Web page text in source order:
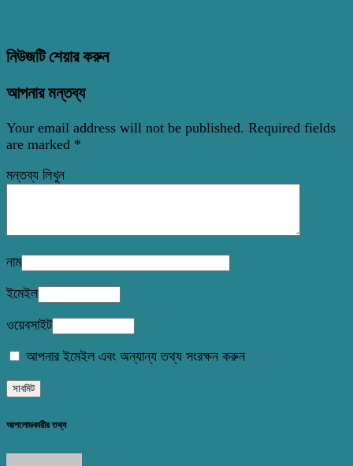
নিউজটি শেয়ার করুন
আপনার মন্তব্য
Your email address will not be published. Required fields
are marked *
মন্তব্য লিখুন
নাম
ইমেইল
ওয়েবসাইট
আপনার ইমেইল এবং অন্যান্য তথ্য সংরক্ষন করুন
আপলোডকারীর তথ্য